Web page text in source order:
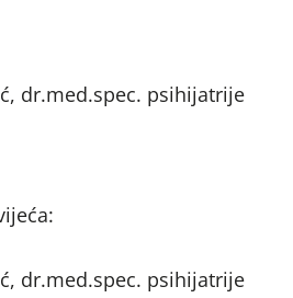
dr.med.spec. psihijatrije
dr.med.spec. psihijatrije